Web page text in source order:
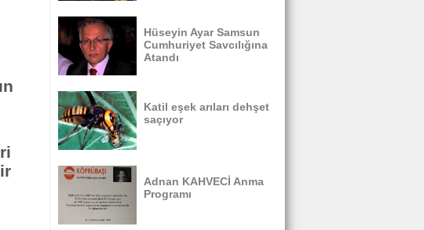
Hüseyin Ayar Samsun
Cumhuriyet Savcılığına
Atandı
Katil eşek arıları dehşet
saçıyor
Adnan KAHVECİ Anma
Programı